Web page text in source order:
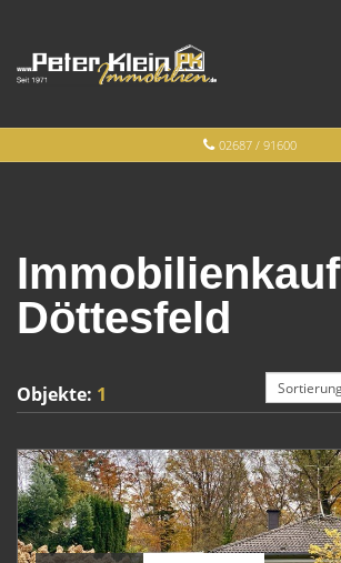
02687 / 91600
Immobilienkauf
Döttesfeld
Objekte: 1